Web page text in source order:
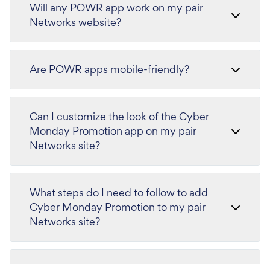
Will any POWR app work on my pair
Networks website?
Are POWR apps mobile-friendly?
Can I customize the look of the Cyber
Monday Promotion app on my pair
Networks site?
What steps do I need to follow to add
Cyber Monday Promotion to my pair
Networks site?